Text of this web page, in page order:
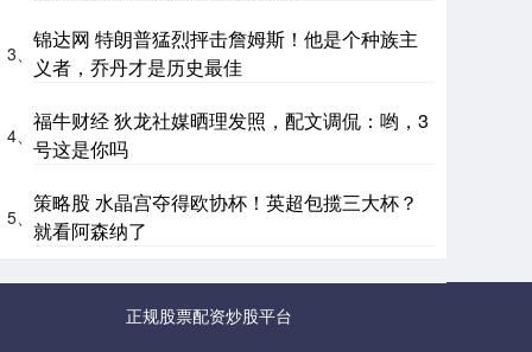
3、
锦达网 特朗普猛烈抨击詹姆斯！他是个种族主
义者，乔丹才是历史最佳
4、
福牛财经 狄龙社媒晒理发照，配文调侃：哟，3
号这是你吗
5、
策略股 水晶宫夺得欧协杯！英超包揽三大杯？
就看阿森纳了
正规股票配资炒股平台